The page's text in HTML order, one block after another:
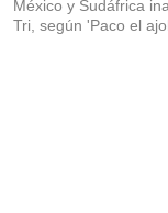
México y Sudáfrica
Tri, según 'Paco el